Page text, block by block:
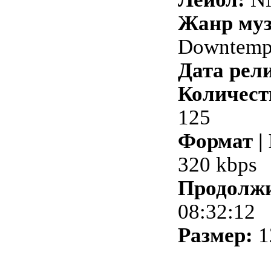
Жанр
Дата
125
Формат |
320 kbps
08:32:12
Размер: